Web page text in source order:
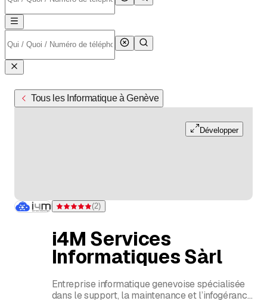
Tous les Informatique à Genève
Développer
Note 5 sur 5 étoiles pour 2 évaluations
(2)
i4M Services
Informatiques Sàrl
Entreprise informatique genevoise spécialisée
dans le support, la maintenance et l’infogérance